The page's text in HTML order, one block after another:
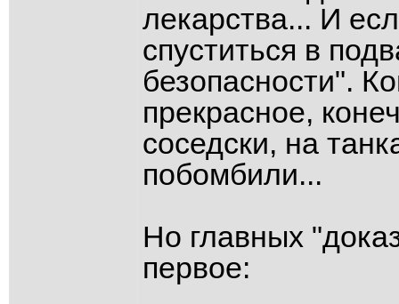
лекарства... И
спуститься в
безопасности".
прекрасное,
соседски, на
побомбили...
Но главных
первое: